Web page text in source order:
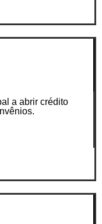
a abrir crédito